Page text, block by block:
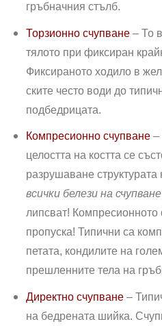
гръбначния стълб.
Торзионно счупване– То
тялото при фиксиран
Фиксираното ходило в
ските често води до
подбедрицата.
Компресионно счупване–
целостта на костта се
разрушаване структурата
всички белези на
липсват! Компресионното
пропуска! Типични са
петата, кондилите на
прешленните тела на
Директно счупване–
на бедрената шийка.